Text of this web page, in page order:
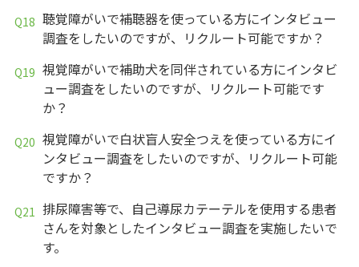
聴覚障がいで補聴器を使っている方にインタビュー
調査をしたいのですが、リクルート可能ですか？
視覚障がいで補助犬を同伴されている方にインタビ
ュー調査をしたいのですが、リクルート可能です
か？
視覚障がいで白状盲人安全つえを使っている方にイ
ンタビュー調査をしたいのですが、リクルート可能
ですか？
排尿障害等で、自己導尿カテーテルを使用する患者
さんを対象としたインタビュー調査を実施したいで
す。